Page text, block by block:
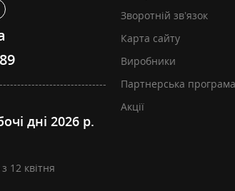
дні 2026 р.
12 квітня
Зворотній зв’язок
Карта сайту
Виробники
Партнерська програма
Акції